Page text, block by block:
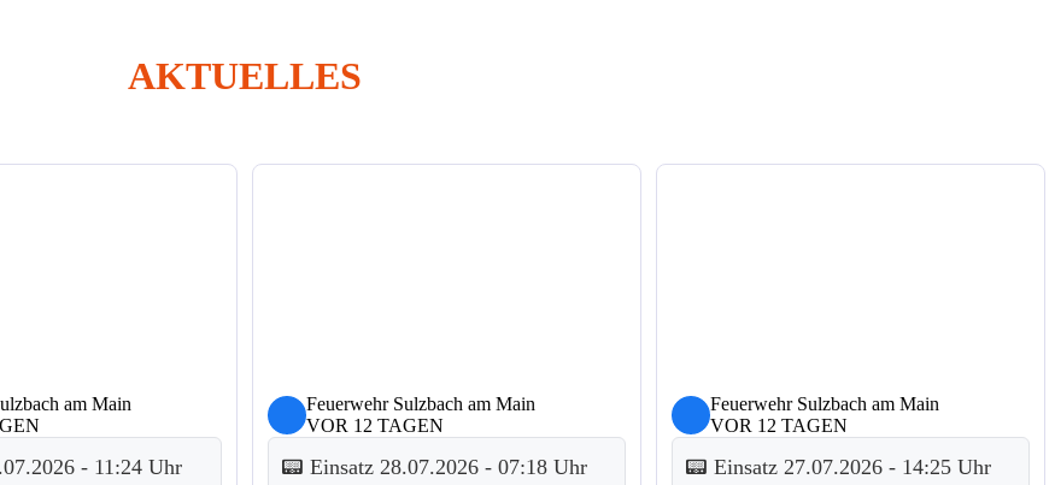
AKTUELLES
am Main
- 11:24 Uhr
Feuerwehr Sulzbach am Main
VOR 12 TAGEN
📟 Einsatz 28.07.2026 - 07:18 Uhr
Feuerwehr Sulzbach am Main
VOR 12 TAGEN
📟 Einsatz 27.07.2026 - 14:25 Uhr